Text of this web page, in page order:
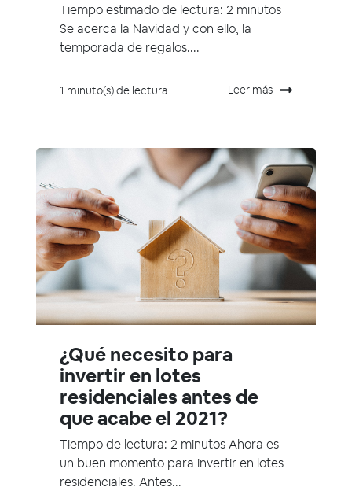
Tiempo estimado de lectura: 2 minutos
Se acerca la Navidad y con ello, la
temporada de regalos....
1 minuto(s) de lectura Leer más
¿Qué necesito para
invertir en lotes
residenciales antes de
que acabe el 2021?
Tiempo de lectura: 2 minutos Ahora es
un buen momento para invertir en lotes
residenciales. Antes...